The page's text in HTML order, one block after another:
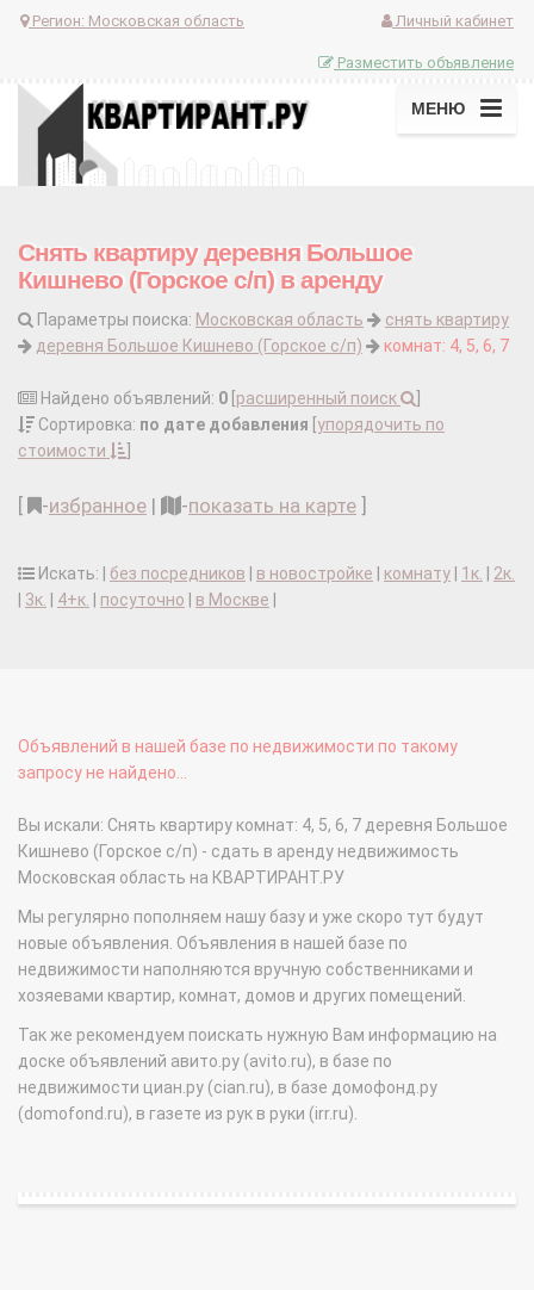
Регион: Московская область Личный кабинет
Разместить объявление
МЕНЮ
Снять квартиру деревня Большое
Кишнево (Горское с/п) в аренду
Параметры поиска: Московская область
снять квартиру
деревня Большое Кишнево (Горское с/п)
комнат: 4, 5, 6, 7
Найдено объявлений: 0 расширенный поиск
Сортировка: по дате добавления упорядочить по
стоимости
-избранное | -показать на карте
Искать: | без посредников в новостройке комнату 1к.
2к.
3к. 4+к. посуточно в Москве
Объявлений в нашей базе по недвижимости по такому
запросу не найдено...
Вы искали: Снять квартиру комнат: 4, 5, 6, 7 деревня Большое
Кишнево (Горское с/п) - сдать в аренду недвижимость
Московская область на КВАРТИРАНТ.РУ
Мы регулярно пополняем нашу базу и уже скоро тут будут
новые объявления. Объявления в нашей базе по
недвижимости наполняются вручную собственниками и
хозяевами квартир, комнат, домов и других помещений.
Так же рекомендуем поискать нужную Вам информацию на
доске объявлений авито.ру (avito.ru), в базе по
недвижимости циан.ру (cian.ru), в базе домофонд.ру
(domofond.ru), в газете из рук в руки (irr.ru).